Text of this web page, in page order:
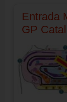
Entrada
GP